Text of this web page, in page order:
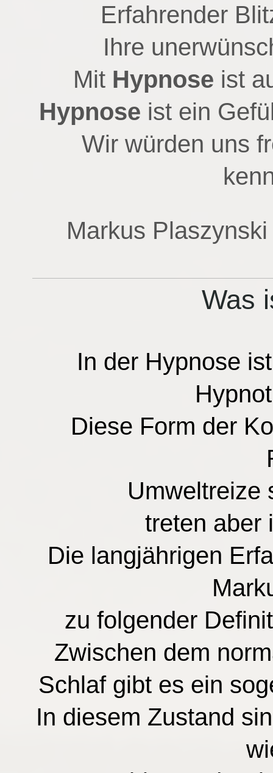
Erfahrender
Ihre
Mit Hypnose ist
Hypnose ist ein
Wir würden uns
Markus
Was
In der Hypnose
Diese Form der
Umweltreize
treten aber
Die langjährigen
zu folgender
Zwischen dem
Schlaf gibt es ein
In diesem Zustand